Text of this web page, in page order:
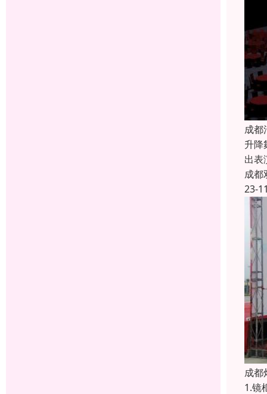
成都
升降
出表
成都
23-
成都
1.镜